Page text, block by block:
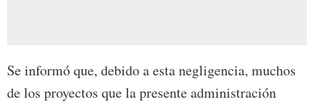
Se informó que, debido a esta negligencia, muchos
de los proyectos que la presente administración